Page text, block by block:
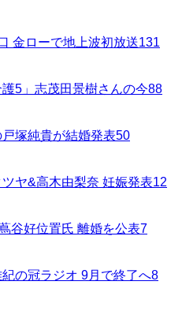
金ローで地上波初放送131
護5」志茂田景樹さんの今88
塚純貴が結婚発表50
ツヤ&高木由梨奈 妊娠発表12
谷好位置氏 離婚を公表7
の冠ラジオ 9月で終了へ8